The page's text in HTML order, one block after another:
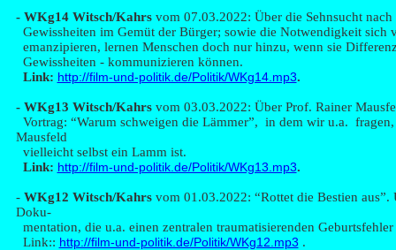
- WKg14 Witsch/Kahrs vom 07.03.2022: Über die Sehnsucht nach
Gewissheiten im Gemüt der Bürger; sowie die Notwendigkeit sich
emanzipieren, lernen Menschen doch nur hinzu, wenn sie
Gewissheiten - kommunizieren können.
Link: http://film-und-politik.de/Politik/WKg14.mp3.
- WKg13 Witsch/Kahrs vom 03.03.2022: Über Prof. Rainer
Vortrag: “Warum schweigen die Lämmer”, in dem wir u.a.
Mausfeld
vielleicht selbst ein Lamm ist.
Link: http://film-und-politik.de/Politik/WKg13.mp3.
- WKg12 Witsch/Kahrs vom 01.03.2022: “Rottet die Bestien aus”.
Doku-
mentation, die u.a. einen zentralen traumatisierenden
Link:: http://film-und-politik.de/Politik/WKg12.mp3 .